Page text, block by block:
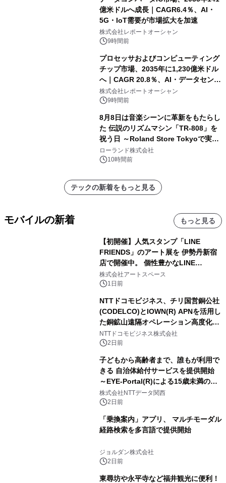
億米ドルへ成長｜CAGR6.4％、AI・
5G・IoT需要が市場拡大を加速
株式会社レポートオーシャン
9時間前
プロセッサおよびコンピューティング
チップ市場、2035年に1,230億米ドル
へ｜CAGR 20.8％、AI・データセンタ
ー需要が成長を牽引
株式会社レポートオーシャン
9時間前
8月8日は音楽シーンに革新をもたらし
た 伝説のリズムマシン「TR-808」を
祝う日 ～Roland Store Tokyoで実機
を展示しての 記念キャンペーンを開
催 英国ラジオ「NTS」の 特別プログ
アーティストを フィーチャーしたアニ
メーションを公開～
ローランド株式会社
10時間前
テックの新着をもっと見る
モバイルの新着 もっと見る
【初開催】人気スタンプ「LINE
FRIENDS」のアート展を 伊勢丹新宿
店で開催中。 個性豊かなLINE
FRIENDSの仲間たちが インテリアア
ートとして新たな魅力を発信。
株式会社アートスペース
1日前
NTTドコモビジネス、チリ国営銅公社
(CODELCO)とIOWN(R) APNを活用し
た銅鉱山遠隔オペレーション高度化に
向けた調査・実証を開始
NTTドコモビジネス株式会社
2日前
子どもから高齢者まで、誰もが利用で
きる 自治体給付サービスを提供開始
～EYE-Portal(R)による15歳未満の本
人認証と デジタルデバイド対策で実現
～
株式会社NTTデータ関西
2日前
「乗換案内」アプリ、 マルチモーダル
経路検索を多言語で提供開始
ジョルダン株式会社
2日前
東尋坊や永平寺など福井観光に便利！